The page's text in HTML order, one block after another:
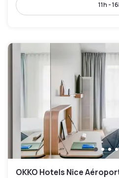
11h -
OKKO Hotels Nice